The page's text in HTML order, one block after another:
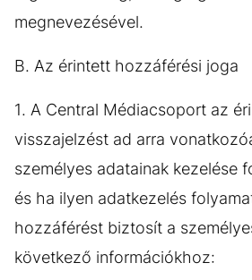
megnevezésével.
B. Az érintett hozzáférési joga
1. A Central Médiacsoport az
visszajelzést ad arra
személyes adatainak kezelése
és ha ilyen adatkezelés
hozzáférést biztosít a
következő információkhoz: